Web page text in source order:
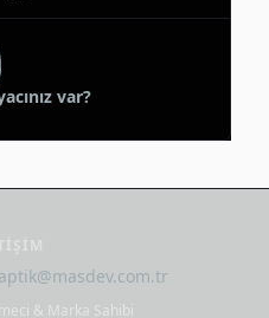
var?
& Marka Sahibi